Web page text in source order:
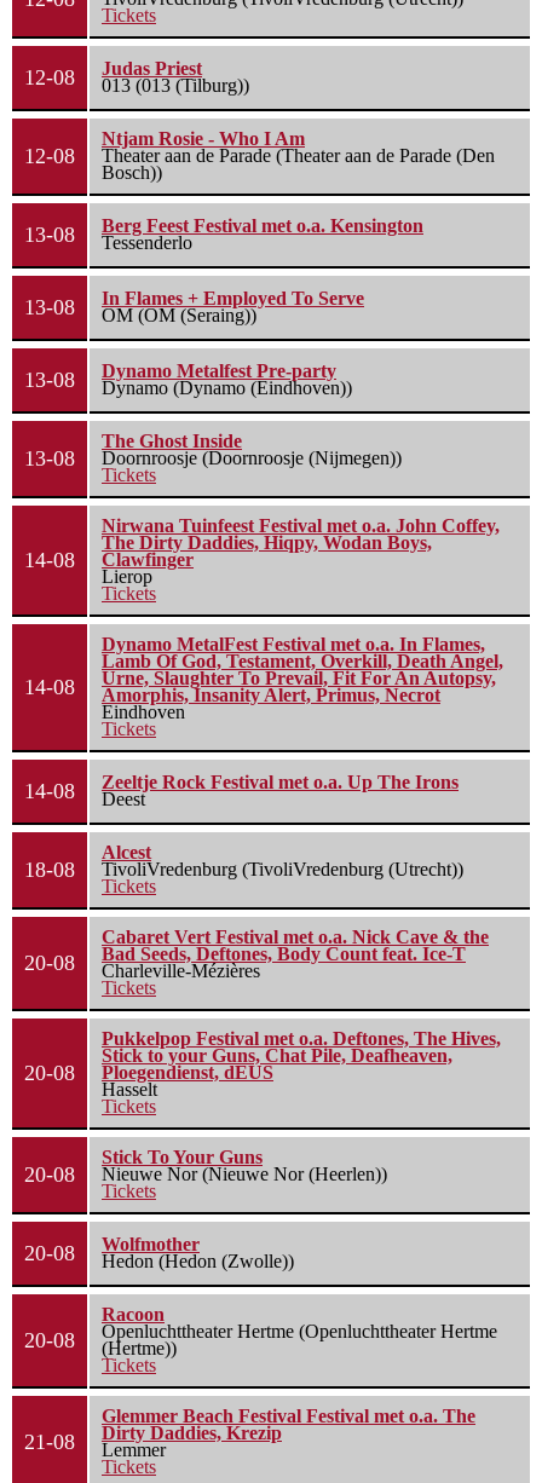
Tickets
12-08
Judas Priest
013 (013 (Tilburg))
12-08
Ntjam Rosie - Who I Am
Theater aan de Parade (Theater aan de Parade (Den
Bosch))
13-08
Berg Feest Festival met o.a. Kensington
Tessenderlo
13-08
In Flames + Employed To Serve
OM (OM (Seraing))
13-08
Dynamo Metalfest Pre-party
Dynamo (Dynamo (Eindhoven))
13-08
The Ghost Inside
Doornroosje (Doornroosje (Nijmegen))
Tickets
14-08
Nirwana Tuinfeest Festival met o.a. John Coffey,
The Dirty Daddies, Hiqpy, Wodan Boys,
Clawfinger
Lierop
Tickets
14-08
Dynamo MetalFest Festival met o.a. In Flames,
Lamb Of God, Testament, Overkill, Death Angel,
Urne, Slaughter To Prevail, Fit For An Autopsy,
Amorphis, Insanity Alert, Primus, Necrot
Eindhoven
Tickets
14-08
Zeeltje Rock Festival met o.a. Up The Irons
Deest
18-08
Alcest
TivoliVredenburg (TivoliVredenburg (Utrecht))
Tickets
20-08
Cabaret Vert Festival met o.a. Nick Cave & the
Bad Seeds, Deftones, Body Count feat. Ice-T
Charleville-Mézières
Tickets
20-08
Pukkelpop Festival met o.a. Deftones, The Hives,
Stick to your Guns, Chat Pile, Deafheaven,
Ploegendienst, dEUS
Hasselt
Tickets
20-08
Stick To Your Guns
Nieuwe Nor (Nieuwe Nor (Heerlen))
Tickets
20-08
Wolfmother
Hedon (Hedon (Zwolle))
20-08
Racoon
Openluchttheater Hertme (Openluchttheater Hertme
(Hertme))
Tickets
21-08
Glemmer Beach Festival Festival met o.a. The
Dirty Daddies, Krezip
Lemmer
Tickets